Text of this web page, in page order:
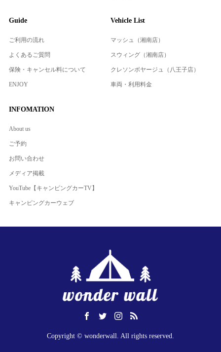
Guide
ご利用の流れ
よくあるご質問
保険・キャンセル料について
ENJOY
Vehicle List
マッシュ（湘南店）
スウィング（湘南店）
クレソンボヤージュ（八王子店）
車両・利用料金
INFOMATION
About us
ご予約
お問い合わせ
メディア掲載
YouTube【キャンピングカーTV】
キャンピングカーウェブ
Copyright © wonderwall. All rights reserved.